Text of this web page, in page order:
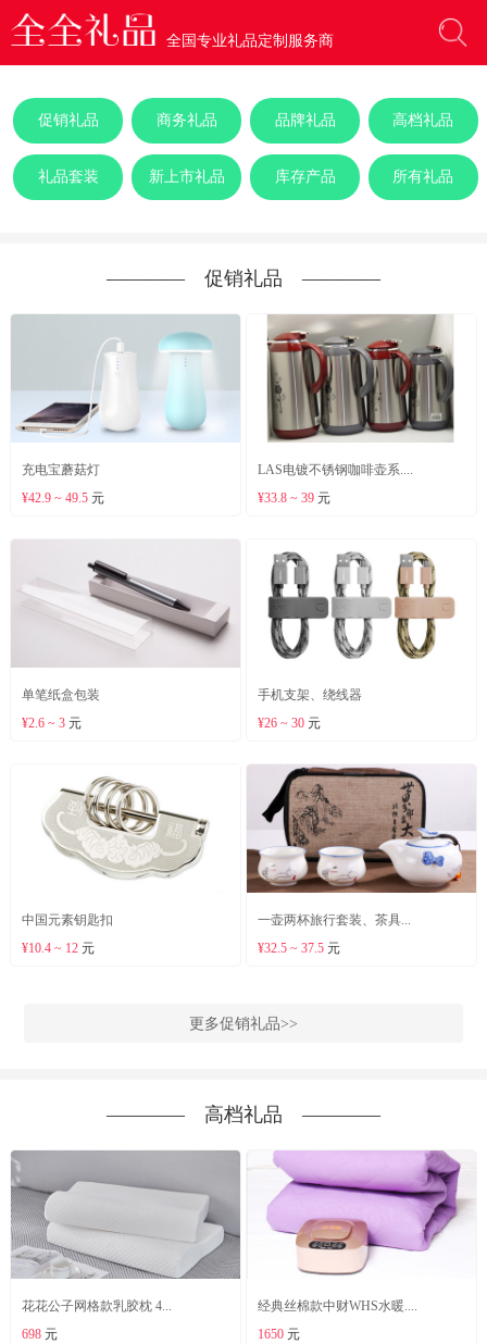
全国专业礼品定制服务商
促销礼品 商务礼品 品牌礼品 高档礼品
礼品套装 新上市礼品 库存产品 所有礼品
―――― 促销礼品 ――――
充电宝蘑菇灯
¥42.9 ~ 49.5元
LAS电镀不锈钢咖啡壶系....
¥33.8 ~ 39 元
单笔纸盒包装
¥2.6 ~ 3元
手机支架、绕线器
¥26 ~ 30 元
中国元素钥匙扣
¥10.4 ~ 12元
一壶两杯旅行套装、茶具...
¥32.5 ~ 37.5 元
更多促销礼品>>
―――― 高档礼品 ――――
花花公子网格款乳胶枕 4...
698元
经典丝棉款中财WHS水暖....
1650 元